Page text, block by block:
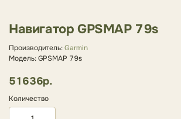
Навигатор GPSMAP 79s
Производитель:Garmin
Модель: GPSMAP 79s
51636р.
Количество